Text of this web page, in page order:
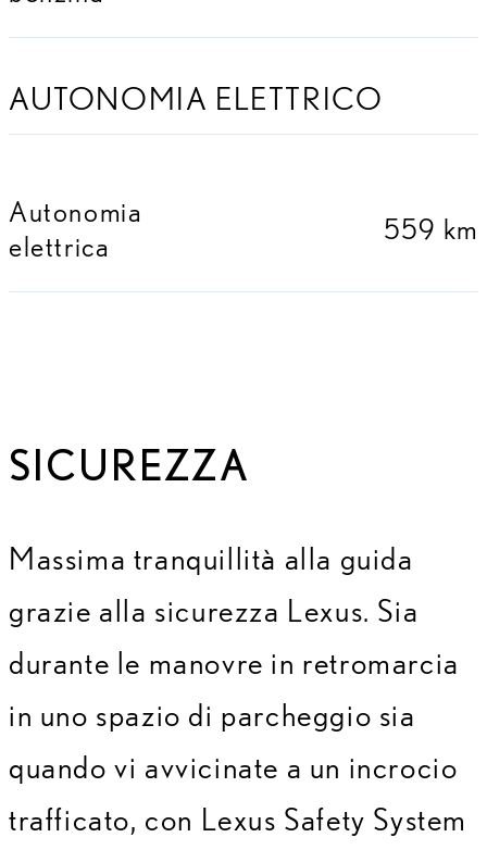
AUTONOMIA ELETTRICO
Autonomia
elettrica
559 km
SICUREZZA
Massima tranquillità alla guida
grazie alla sicurezza Lexus. Sia
durante le manovre in retromarcia
in uno spazio di parcheggio sia
quando vi avvicinate a un incrocio
trafficato, con Lexus Safety System